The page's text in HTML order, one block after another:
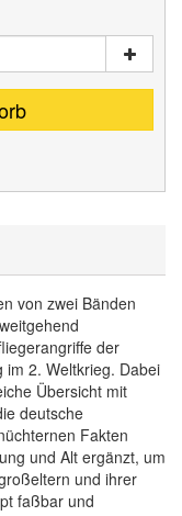
von zwei Bänden
der
im 2. Weltkrieg. Dabei
Übersicht mit
deutsche
Fakten
und Alt ergänzt, um
und ihrer
faßbar und